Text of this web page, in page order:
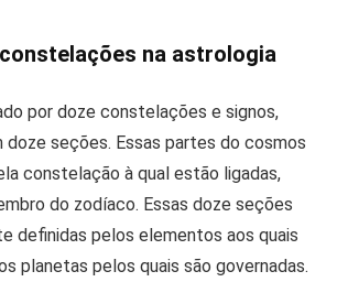
na astrologia
por doze constelações e signos,
doze seções. Essas partes do cosmos
constelação à qual estão ligadas,
do zodíaco. Essas doze seções
definidas pelos elementos aos quais
planetas pelos quais são governadas.